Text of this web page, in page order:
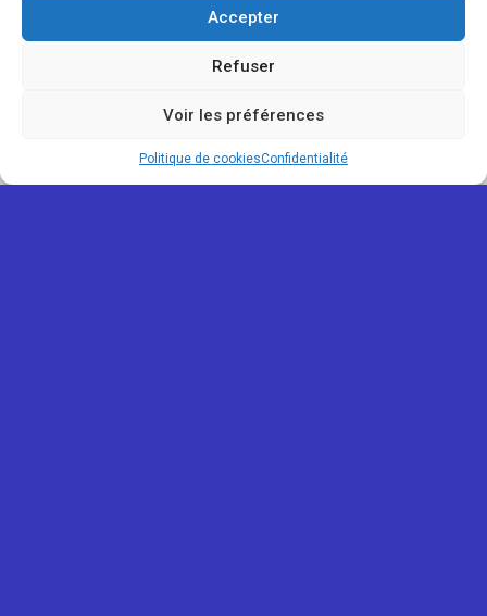
Accepter
Refuser
Voir les préférences
Politique de cookiesConfidentialité